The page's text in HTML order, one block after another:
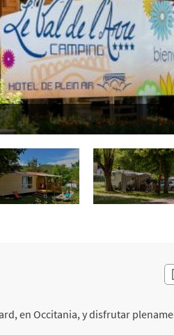
en Occitania, y disfrutar